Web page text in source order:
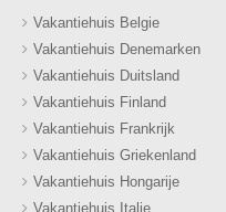
Vakantiehuis Belgie
Vakantiehuis Denemarken
Vakantiehuis Duitsland
Vakantiehuis Finland
Vakantiehuis Frankrijk
Vakantiehuis Griekenland
Vakantiehuis Hongarije
Vakantiehuis Italie